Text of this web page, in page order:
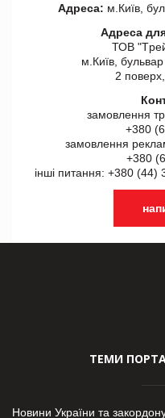
Адреса: м.Київ,
Адреса
ТОВ
м.Київ,
2
замовлення
+380
замовлення
+380
інші питання: +380
ТЕМИ
Новини України та